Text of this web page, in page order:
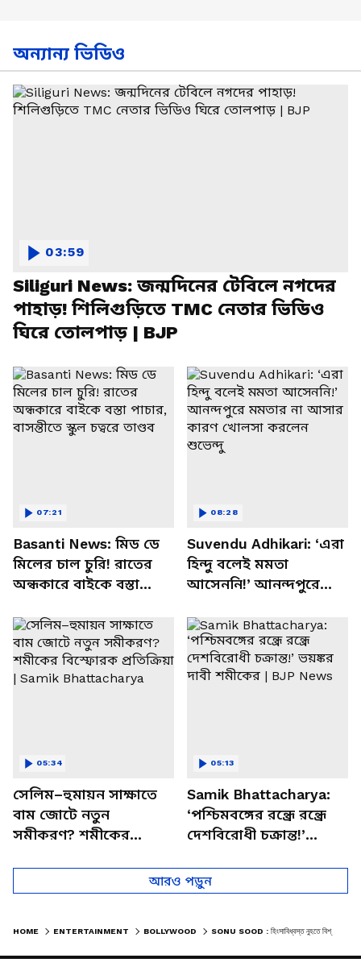
অন্যান্য ভিডিও
Siliguri News: জন্মদিনের টেবিলে নগদের
পাহাড়! শিলিগুড়িতে TMC নেতার ভিডিও
ঘিরে তোলপাড় | BJP
03:59
Basanti News: মিড ডে
মিলের চাল চুরি! রাতের
অন্ধকারে বাইকে বস্তা
চত্বরে তাণ্ডব
07:21
Suvendu Adhikari: ‘এরা
হিন্দু বলেই মমতা
আসেননি!’ আনন্দপুরে
খোলসা করলেন শুভেন্দু
08:28
সেলিম–হুমায়ন সাক্ষাতে
বাম জোটে নতুন
সমীকরণ? শমীকের
Samik Bhattacharya
05:34
Samik Bhattacharya:
‘পশ্চিমবঙ্গের রন্ধ্রে রন্ধ্রে
দেশবিরোধী চক্রান্ত!’
BJP News
05:13
আরও পড়ুন
HOME ENTERTAINMENT BOLLYWOOD SONU SOOD : হিংসাবিধ্বস্ত নুহতে বিশ্ববিদ্যালয় গড়ার ডাক অভিনেতা সোনু সুদের